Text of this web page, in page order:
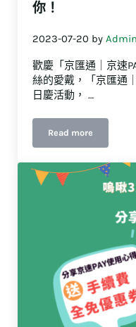
你！
2023-07-20 by
歡慶「京匯通｜京速
絲的愛戴，「京匯通
日慶活動， …
Read more【2023嗚啾3歲